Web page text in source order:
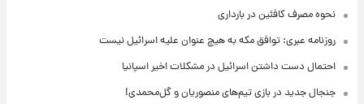
نحوه مصرف کافئین در بارداری
روزنامه عبری: توافق مکه به هیچ عنوان علیه اسرائیل نیست
احتمال دست داشتن اسرائیل در مشکلات اخیر اسپانیا
جنجال جدید در بازی تیم‌های منصوریان و گل‌محمدی!